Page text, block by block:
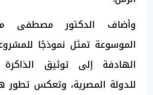
وأضاف الدكتور مصطفى
الموسوعة تمثل نموذجًا
الهادفة إلى توثيق
للدولة المصرية، وتعكس تطور